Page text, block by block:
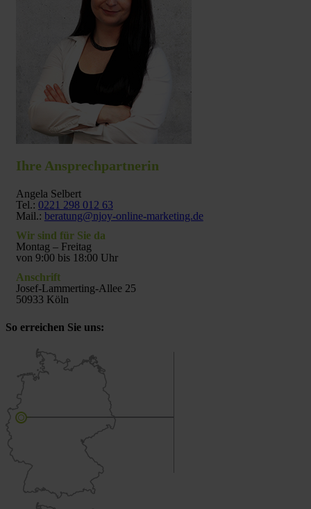
Ihre Ansprechpartnerin
Angela Selbert
Tel.: 0221 298 012 63
Mail.: beratung@njoy-online-marketing.de
Wir sind für Sie da
Montag – Freitag
von 9:00 bis 18:00 Uhr
Anschrift
Josef-Lammerting-Allee 25
50933 Köln
So erreichen Sie uns: